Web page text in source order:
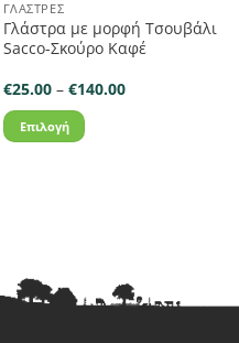
ΓΛΆΣΤΡΕΣ
Γλάστρα με μορφή Τσουβάλι
Sacco-Σκούρο Καφέ
€25.00 – €140.00Price
Επιλογή
παραλλαγές.
Οι